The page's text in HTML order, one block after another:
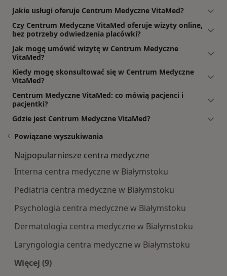
Jakie usługi oferuje Centrum Medyczne VitaMed?
Czy Centrum Medyczne VitaMed oferuje wizyty online,
bez potrzeby odwiedzenia placówki?
Jak mogę umówić wizytę w Centrum Medyczne
VitaMed?
Kiedy mogę skonsultować się w Centrum Medyczne
VitaMed?
Centrum Medyczne VitaMed: co mówią pacjenci i
pacjentki?
Gdzie jest Centrum Medyczne VitaMed?
Powiązane wyszukiwania
Najpopularniesze centra medyczne
Interna centra medyczne w Białymstoku
Pediatria centra medyczne w Białymstoku
Psychologia centra medyczne w Białymstoku
Dermatologia centra medyczne w Białymstoku
Laryngologia centra medyczne w Białymstoku
Więcej (9)